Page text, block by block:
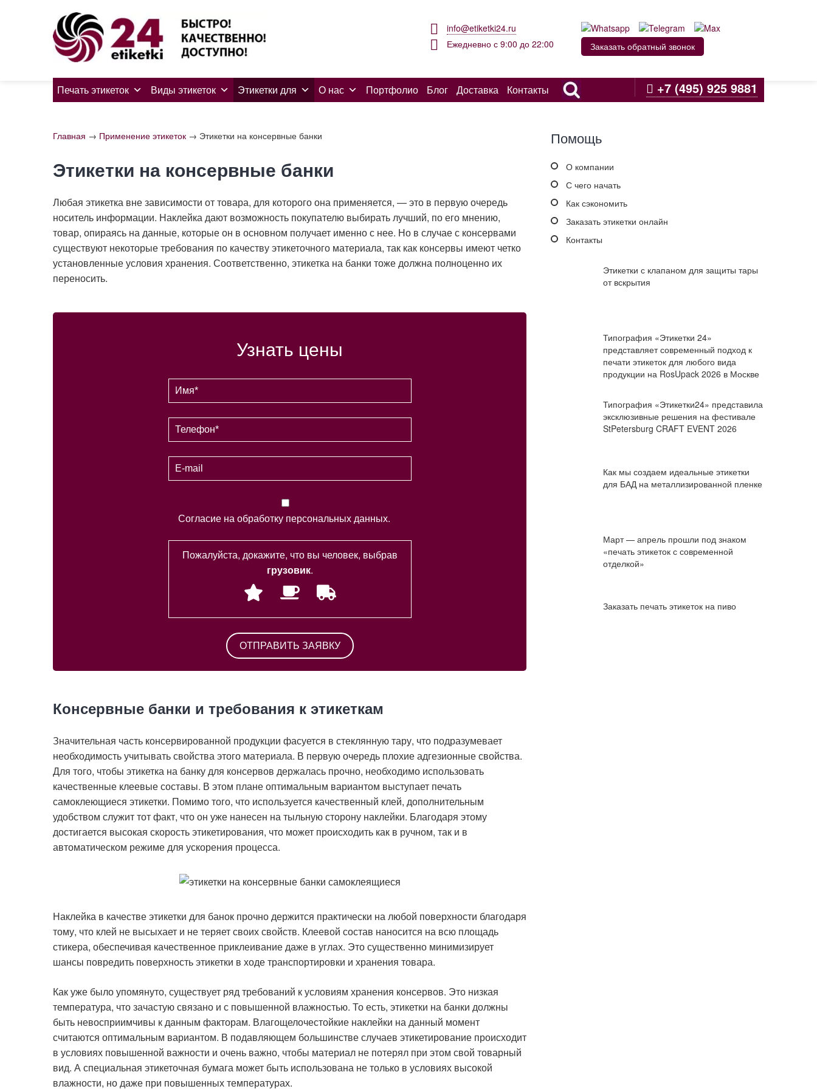
info@etiketki24.ru
Ежедневно с 9:00 до 22:00
Заказать обратный звонок
Печать этикеток Виды этикеток Этикетки для О нас Портфолио Блог Доставка Контакты +7 (495) 925 9881
Главная → Применение этикеток → Этикетки на консервные банки
Этикетки на консервные банки
Любая этикетка вне зависимости от товара, для которого она применяется, — это в первую очередь
носитель информации. Наклейка дают возможность покупателю выбирать лучший, по его мнению,
товар, опираясь на данные, которые он в основном получает именно с нее. Но в случае с консервами
существуют некоторые требования по качеству этикеточного материала, так как консервы имеют четко
установленные условия хранения. Соответственно, этикетка на банки тоже должна полноценно их
переносить.
Узнать цены
Согласие на обработку персональных данных.
Пожалуйста, докажите, что вы человек, выбрав
грузовик.
Консервные банки и требования к этикеткам
Значительная часть консервированной продукции фасуется в стеклянную тару, что подразумевает
необходимость учитывать свойства этого материала. В первую очередь плохие адгезионные свойства.
Для того, чтобы этикетка на банку для консервов держалась прочно, необходимо использовать
качественные клеевые составы. В этом плане оптимальным вариантом выступает печать
самоклеющиеся этикетки. Помимо того, что используется качественный клей, дополнительным
удобством служит тот факт, что он уже нанесен на тыльную сторону наклейки. Благодаря этому
достигается высокая скорость этикетирования, что может происходить как в ручном, так и в
автоматическом режиме для ускорения процесса.
Наклейка в качестве этикетки для банок прочно держится практически на любой поверхности благодаря
тому, что клей не высыхает и не теряет своих свойств. Клеевой состав наносится на всю площадь
стикера, обеспечивая качественное приклеивание даже в углах. Это существенно минимизирует
шансы повредить поверхность этикетки в ходе транспортировки и хранения товара.
Как уже было упомянуто, существует ряд требований к условиям хранения консервов. Это низкая
температура, что зачастую связано и с повышенной влажностью. То есть, этикетки на банки должны
быть невосприимчивы к данным факторам. Влагощелочестойкие наклейки на данный момент
считаются оптимальным вариантом. В подавляющем большинстве случаев этикетирование происходит
в условиях повышенной важности и очень важно, чтобы материал не потерял при этом свой товарный
вид. А специальная этикеточная бумага может быть использована не только в условиях высокой
влажности, но даже при повышенных температурах.
Помощь
О компании
С чего начать
Как сэкономить
Заказать этикетки онлайн
Контакты
Этикетки с клапаном для защиты тары
от вскрытия
Типография «Этикетки 24»
представляет современный подход к
печати этикеток для любого вида
продукции на RosUpack 2026 в Москве
Типография «Этикетки24» представила
эксклюзивные решения на фестивале
StPetersburg CRAFT EVENT 2026
Как мы создаем идеальные этикетки
для БАД на металлизированной пленке
Март — апрель прошли под знаком
«печать этикеток с современной
отделкой»
Заказать печать этикеток на пиво